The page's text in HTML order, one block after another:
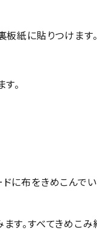
板紙に貼りつけます。
。
に布をきめこんでい
す。すべてきめこ